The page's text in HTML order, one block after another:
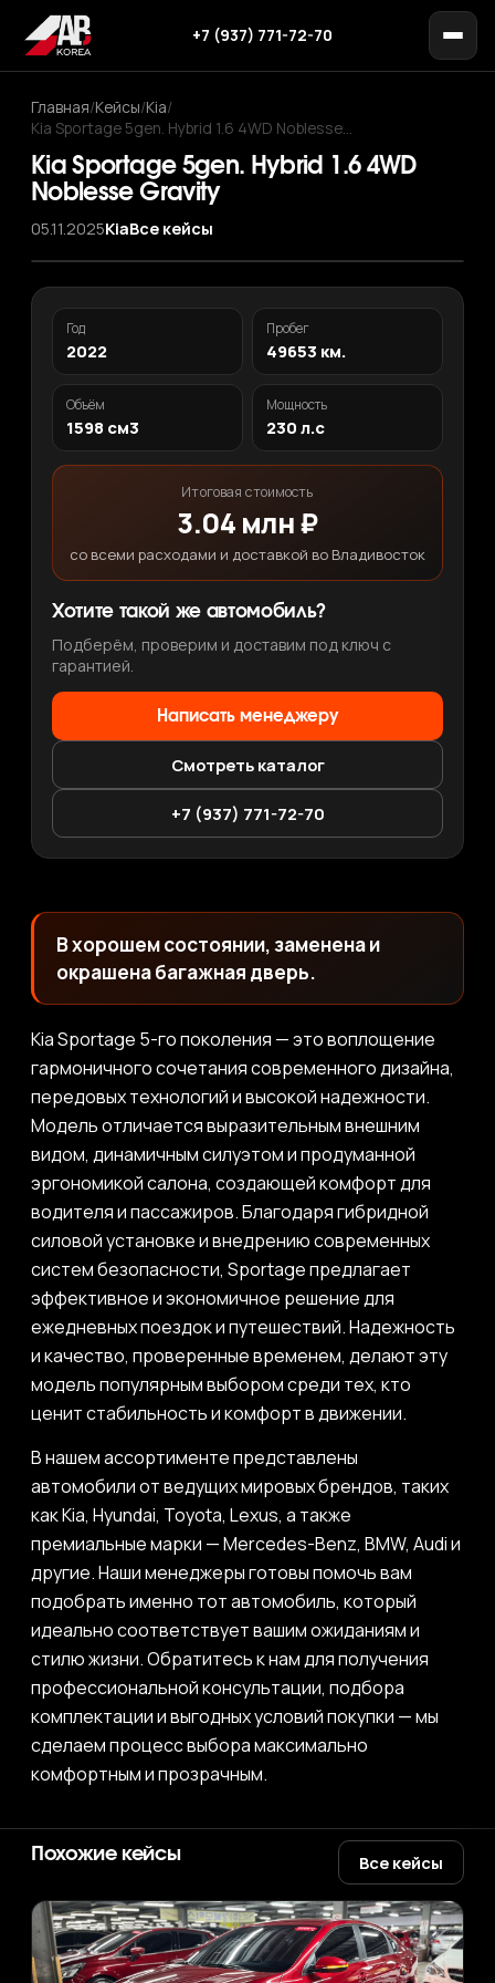
+7 (937) 771-72-70
Главная/Кейсы/Kia/
Kia Sportage 5gen. Hybrid 1.6 4WD Noblesse…
Kia Sportage 5gen. Hybrid 1.6 4WD
Noblesse Gravity
05.11.2025KiaВсе кейсы
‹
›
1/ 9
Год
2022
Пробег
49653 км.
Объём
1598 см3
Мощность
230 л.с
Итоговая стоимость
3.04 млн ₽
со всеми расходами и доставкой во Владивосток
Хотите такой же автомобиль?
Подберём, проверим и доставим под ключ с
гарантией.
Написать менеджеру
Смотреть каталог
+7 (937) 771-72-70
В хорошем состоянии, заменена и
окрашена багажная дверь.
Kia Sportage 5-го поколения — это воплощение
гармоничного сочетания современного дизайна,
передовых технологий и высокой надежности.
Модель отличается выразительным внешним
видом, динамичным силуэтом и продуманной
эргономикой салона, создающей комфорт для
водителя и пассажиров. Благодаря гибридной
силовой установке и внедрению современных
систем безопасности, Sportage предлагает
эффективное и экономичное решение для
ежедневных поездок и путешествий. Надежность
и качество, проверенные временем, делают эту
модель популярным выбором среди тех, кто
ценит стабильность и комфорт в движении.
В нашем ассортименте представлены
автомобили от ведущих мировых брендов, таких
как Kia, Hyundai, Toyota, Lexus, а также
премиальные марки — Mercedes-Benz, BMW, Audi и
другие. Наши менеджеры готовы помочь вам
подобрать именно тот автомобиль, который
идеально соответствует вашим ожиданиям и
стилю жизни. Обратитесь к нам для получения
профессиональной консультации, подбора
комплектации и выгодных условий покупки — мы
сделаем процесс выбора максимально
комфортным и прозрачным.
Похожие кейсы Все кейсы